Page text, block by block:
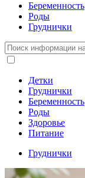
Беременность
Роды
Груднички
Детки
Груднички
Беременность
Роды
Здоровье
Питание
Груднички